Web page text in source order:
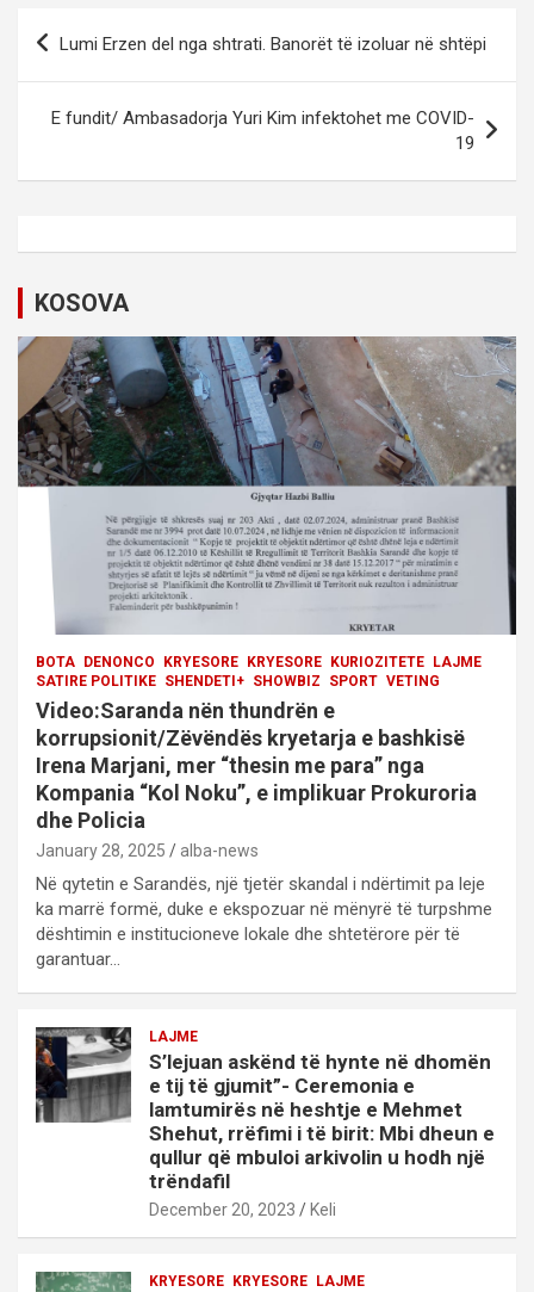
n
v
i
g
a
t
i
o
Lumi Erzen del nga shtrati. Banorët të izoluar në shtëpi
E fundit/ Ambasadorja Yuri Kim infektohet me COVID-
19
KOSOVA
BOTA DENONCO KRYESORE KRYESORE KURIOZITETE
LAJME
SATIRE POLITIKE SHENDETI+ SHOWBIZ SPORT VETING
Video:Saranda nën thundrën e
korrupsionit/Zëvëndës kryetarja e bashkisë
Irena Marjani, mer “thesin me para” nga
Kompania “Kol Noku”, e implikuar Prokuroria
dhe Policia
January 28, 2025 alba-news
Në qytetin e Sarandës, një tjetër skandal i ndërtimit pa leje
ka marrë formë, duke e ekspozuar në mënyrë të turpshme
dështimin e institucioneve lokale dhe shtetërore për të
garantuar…
LAJME
S’lejuan askënd të hynte në dhomën
e tij të gjumit”- Ceremonia e
lamtumirës në heshtje e Mehmet
Shehut, rrëfimi i të birit: Mbi dheun e
qullur që mbuloi arkivolin u hodh një
trëndafil
December 20, 2023 Keli
KRYESORE KRYESORE LAJME